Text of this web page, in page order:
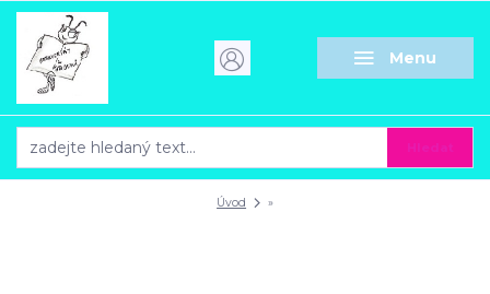
Menu
Úvod »